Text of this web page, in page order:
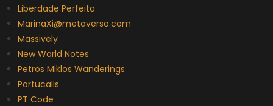
Liberdade Perfeita
MarinaXi@metaverso.com
Massively
New World Notes
Petros Miklos Wanderings
Portucalis
PT Code